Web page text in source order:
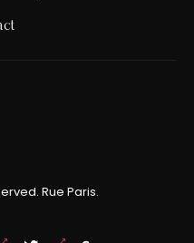
Rue Paris.